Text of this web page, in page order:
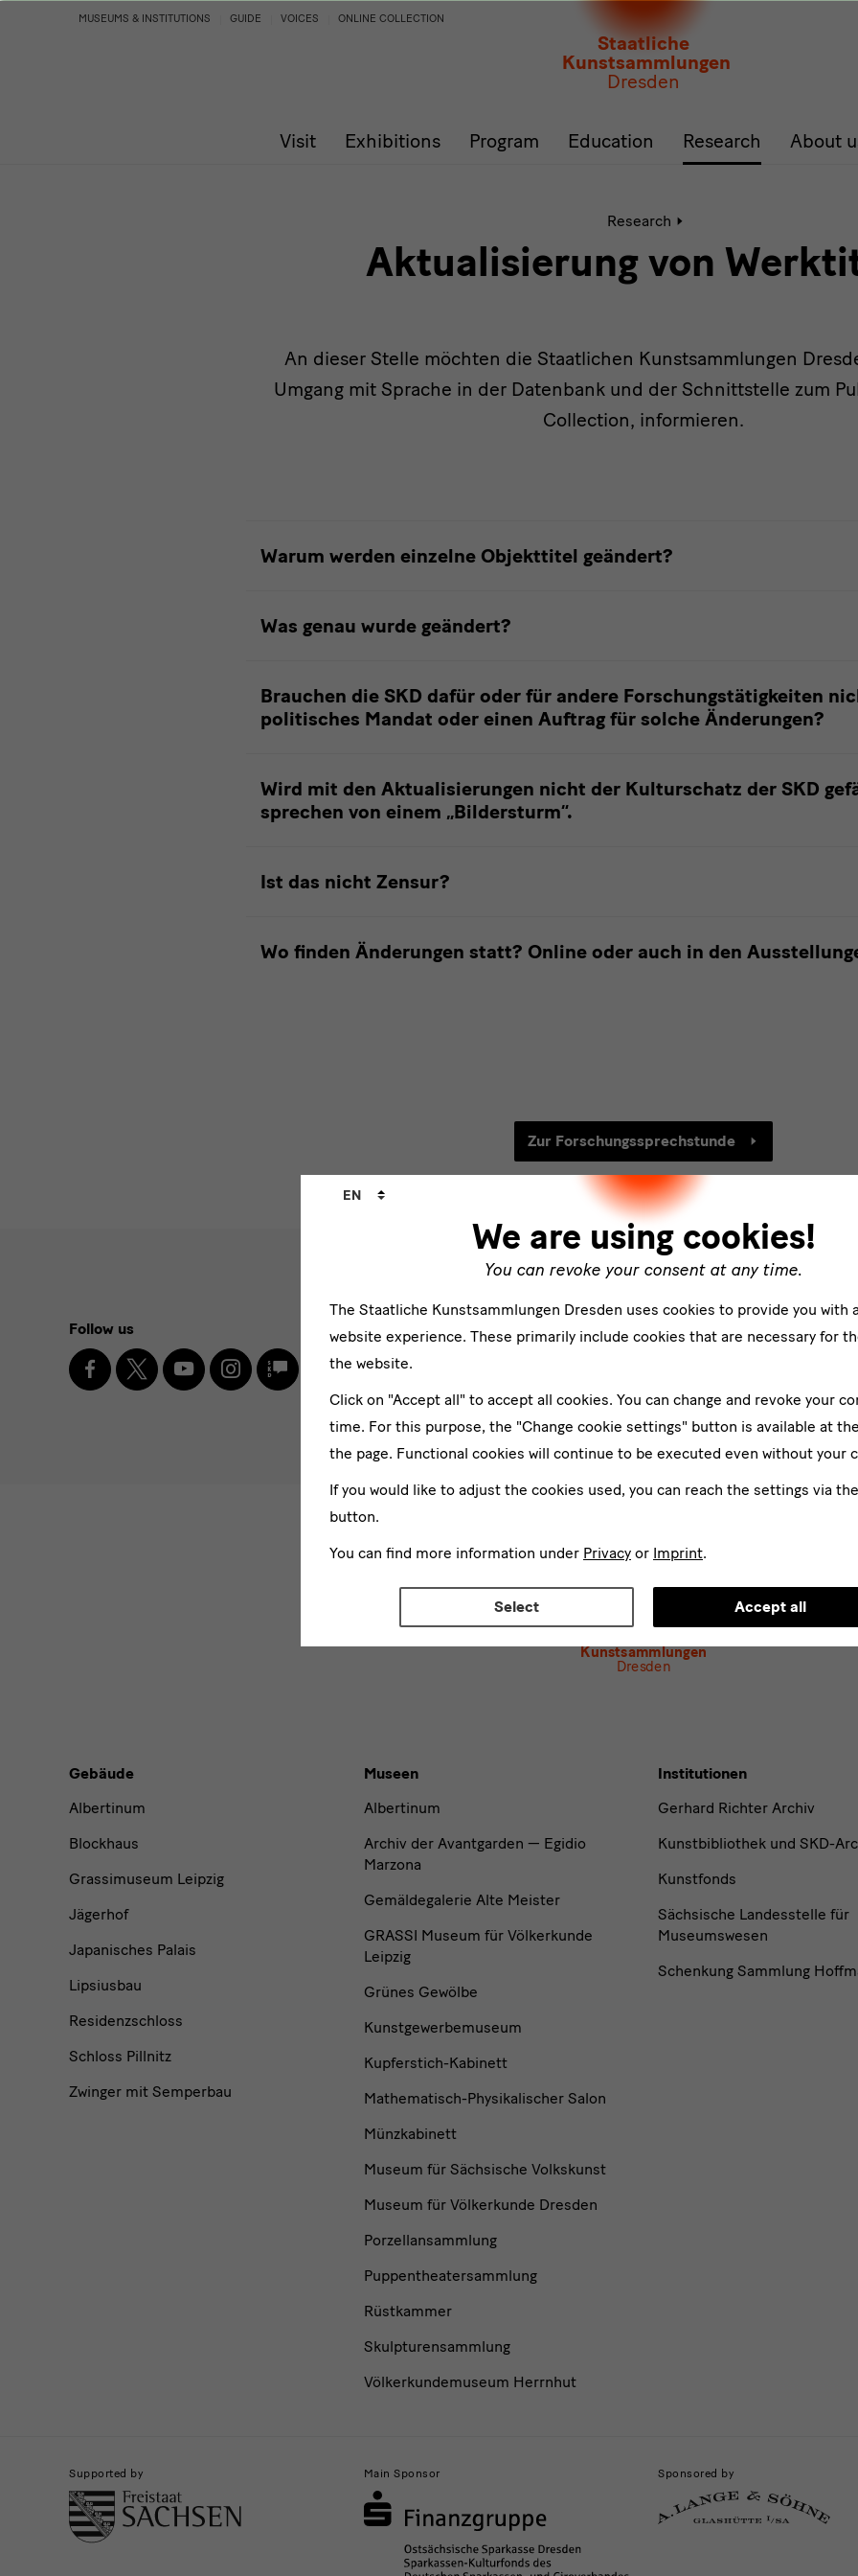
Staatliche
Kunstsammlungen
Dresden
Werktitel
Visit Exhibitions Program Education Research About
MUSEUMS & INSTITUTIONS GUIDE VOICES ONLINE COLLECTION
Research
Aktualisierung von
An dieser Stelle möchten die Staatlichen Kunstsammlungen
Umgang mit Sprache in der Datenbank und der Schnittstelle zum
Collection, informieren.
Warum werden einzelne Objekttitel geändert?
Was genau wurde geändert?
Brauchen die SKD dafür oder für andere Forschungstätigkeiten
politisches Mandat oder einen Auftrag für solche Änderungen?
Wird mit den Aktualisierungen nicht der Kulturschatz der SKD
sprechen von einem „Bildersturm“.
Ist das nicht Zensur?
Wo finden Änderungen statt? Online oder auch in den
Zur Forschungssprechstunde
We are using cookies!
You can revoke your consent at any time.
Language
EN
The Staatliche Kunstsammlungen Dresden uses cookies to provide you with
website experience. These primarily include cookies that are necessary for
the website.
Click on "Accept all" to accept all cookies. You can change and revoke your
time. For this purpose, the "Change cookie settings" button is available at
the page. Functional cookies will continue to be executed even without your
If you would like to adjust the cookies used, you can reach the settings via
button.
You can find more information under Privacy or Imprint.
Select Accept all
Social
Media
and
Follow us
Facebook
X YoutubeInstagram
SKD
Blog
Newsletter
email
* Pflichtfeld
I agree to theprivacy policy.*
Please select at least one newsletter. I would like to subscribe to the following
Newsletter Museum für Sächsische Volkskunst
Kunstsammlungen
Dresden
Buildings,
Museums
and
Institutions
Gebäude
Albertinum
Blockhaus
Grassimuseum Leipzig
Jägerhof
Japanisches Palais
Lipsiusbau
Residenzschloss
Schloss Pillnitz
Zwinger mit Semperbau
Museen
Albertinum
Archiv der Avantgarden — Egidio
Marzona
Gemäldegalerie Alte Meister
GRASSI Museum für Völkerkunde
Leipzig
Grünes Gewölbe
Kunstgewerbemuseum
Kupferstich-Kabinett
Mathematisch-Physikalischer Salon
Münzkabinett
Museum für Sächsische Volkskunst
Museum für Völkerkunde Dresden
Porzellansammlung
Puppentheatersammlung
Rüstkammer
Skulpturensammlung
Völkerkundemuseum Herrnhut
Institutionen
Gerhard Richter Archiv
Kunstbibliothek und SKD-
Kunstfonds
Sächsische Landesstelle für
Museumswesen
Schenkung Sammlung
Supported by Main Sponsor Sponsored by